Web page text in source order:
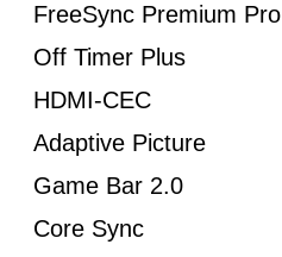
FreeSync Premium Pro
Off Timer Plus
HDMI-CEC
Adaptive Picture
Game Bar 2.0
Core Sync